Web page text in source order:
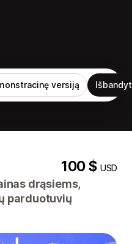
versiją
100 $USD
drąsiems,
parduotuvių